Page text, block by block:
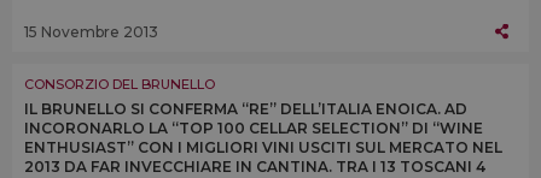
15 Novembre 2013
CONSORZIO DEL BRUNELLO
IL BRUNELLO SI CONFERMA “RE” DELL’ITALIA ENOICA. AD
INCORONARLO LA “TOP 100 CELLAR SELECTION” DI “WINE
ENTHUSIAST” CON I MIGLIORI VINI USCITI SUL MERCATO NEL
2013 DA FAR INVECCHIARE IN CANTINA. TRA I 13 TOSCANI 4